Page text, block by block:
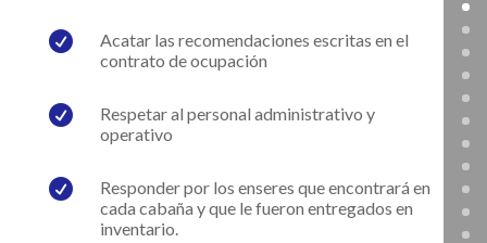

Acatar las recomendaciones escritas en el
contrato de ocupación

Respetar al personal administrativo y
operativo

Responder por los enseres que encontrará en
cada cabaña y que le fueron entregados en
inventario.